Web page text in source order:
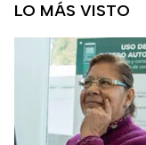
LO MÁS VISTO